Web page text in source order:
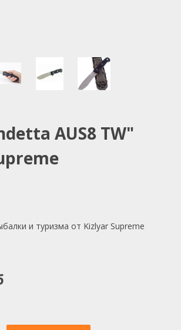
AUS8 TW"
и туризма от Kizlyar Supreme